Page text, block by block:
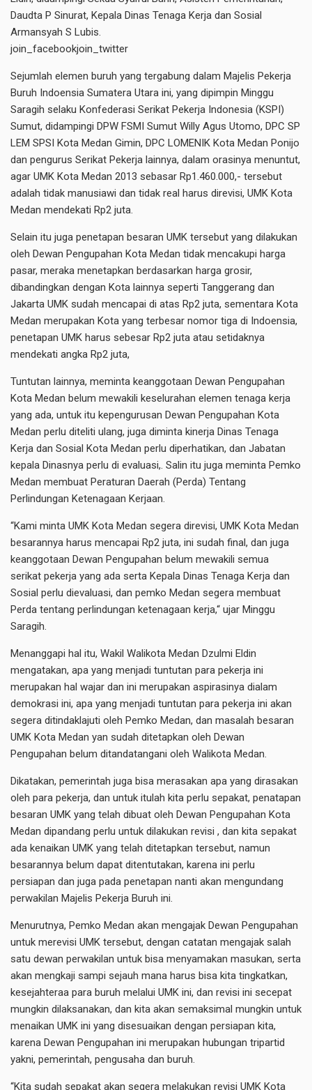
Daudta P Sinurat, Kepala Dinas Tenaga Kerja dan Sosial
Armansyah S Lubis.
join_facebookjoin_twitter
Sejumlah elemen buruh yang tergabung dalam Majelis Pekerja
Buruh Indoensia Sumatera Utara ini, yang dipimpin Minggu
Saragih selaku Konfederasi Serikat Pekerja Indonesia (KSPI)
Sumut, didampingi DPW FSMI Sumut Willy Agus Utomo, DPC SP
LEM SPSI Kota Medan Gimin, DPC LOMENIK Kota Medan Ponijo
dan pengurus Serikat Pekerja lainnya, dalam orasinya menuntut,
agar UMK Kota Medan 2013 sebasar Rp1.460.000,- tersebut
adalah tidak manusiawi dan tidak real harus direvisi, UMK Kota
Medan mendekati Rp2 juta.
Selain itu juga penetapan besaran UMK tersebut yang dilakukan
oleh Dewan Pengupahan Kota Medan tidak mencakupi harga
pasar, meraka menetapkan berdasarkan harga grosir,
dibandingkan dengan Kota lainnya seperti Tanggerang dan
Jakarta UMK sudah mencapai di atas Rp2 juta, sementara Kota
Medan merupakan Kota yang terbesar nomor tiga di Indoensia,
penetapan UMK harus sebesar Rp2 juta atau setidaknya
mendekati angka Rp2 juta,
Tuntutan lainnya, meminta keanggotaan Dewan Pengupahan
Kota Medan belum mewakili keselurahan elemen tenaga kerja
yang ada, untuk itu kepengurusan Dewan Pengupahan Kota
Medan perlu diteliti ulang, juga diminta kinerja Dinas Tenaga
Kerja dan Sosial Kota Medan perlu diperhatikan, dan Jabatan
kepala Dinasnya perlu di evaluasi,. Salin itu juga meminta Pemko
Medan membuat Peraturan Daerah (Perda) Tentang
Perlindungan Ketenagaan Kerjaan.
“Kami minta UMK Kota Medan segera direvisi, UMK Kota Medan
besarannya harus mencapai Rp2 juta, ini sudah final, dan juga
keanggotaan Dewan Pengupahan belum mewakili semua
serikat pekerja yang ada serta Kepala Dinas Tenaga Kerja dan
Sosial perlu dievaluasi, dan pemko Medan segera membuat
Perda tentang perlindungan ketenagaan kerja,“ ujar Minggu
Saragih.
Menanggapi hal itu, Wakil Walikota Medan Dzulmi Eldin
mengatakan, apa yang menjadi tuntutan para pekerja ini
merupakan hal wajar dan ini merupakan aspirasinya dialam
demokrasi ini, apa yang menjadi tuntutan para pekerja ini akan
segera ditindaklajuti oleh Pemko Medan, dan masalah besaran
UMK Kota Medan yan sudah ditetapkan oleh Dewan
Pengupahan belum ditandatangani oleh Walikota Medan.
Dikatakan, pemerintah juga bisa merasakan apa yang dirasakan
oleh para pekerja, dan untuk itulah kita perlu sepakat, penatapan
besaran UMK yang telah dibuat oleh Dewan Pengupahan Kota
Medan dipandang perlu untuk dilakukan revisi , dan kita sepakat
ada kenaikan UMK yang telah ditetapkan tersebut, namun
besarannya belum dapat ditentutakan, karena ini perlu
persiapan dan juga pada penetapan nanti akan mengundang
perwakilan Majelis Pekerja Buruh ini.
Menurutnya, Pemko Medan akan mengajak Dewan Pengupahan
untuk merevisi UMK tersebut, dengan catatan mengajak salah
satu dewan perwakilan untuk bisa menyamakan masukan, serta
akan mengkaji sampi sejauh mana harus bisa kita tingkatkan,
kesejahteraa para buruh melalui UMK ini, dan revisi ini secepat
mungkin dilaksanakan, dan kita akan semaksimal mungkin untuk
menaikan UMK ini yang disesuaikan dengan persiapan kita,
karena Dewan Pengupahan ini merupakan hubungan tripartid
yakni, pemerintah, pengusaha dan buruh.
“Kita sudah sepakat akan segera melakukan revisi UMK Kota